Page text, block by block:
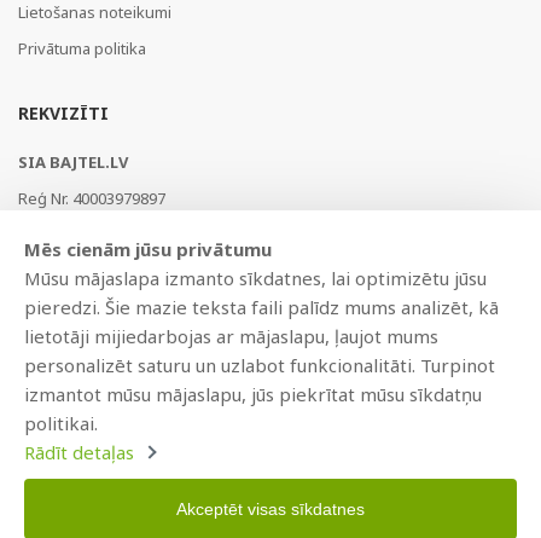
Lietošanas noteikumi
Privātuma politika
REKVIZĪTI
SIA BAJTEL.LV
Reģ Nr. 40003979897
AS Swedbank, HABALV22
LV53HABA0551019240274
Mēs cienām jūsu privātumu
Mūsu mājaslapa izmanto sīkdatnes, lai optimizētu jūsu
pieredzi. Šie mazie teksta faili palīdz mums analizēt, kā
lietotāji mijiedarbojas ar mājaslapu, ļaujot mums
personalizēt saturu un uzlabot funkcionalitāti. Turpinot
izmantot mūsu mājaslapu, jūs piekrītat mūsu sīkdatņu
politikai.
Rādīt detaļas
Akceptēt visas sīkdatnes